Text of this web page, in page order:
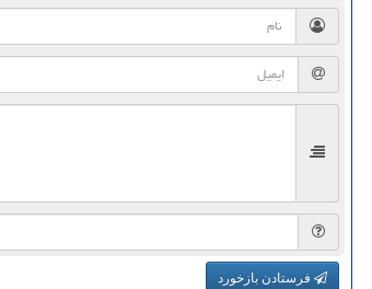
فرستادن بازخورد